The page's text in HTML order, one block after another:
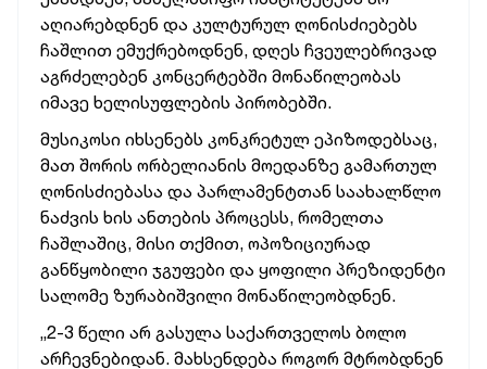
აღიარებდნენ და კულტურულ ღონისძიებებს
ჩაშლით ემუქრებოდნენ, დღეს ჩვეულებრივად
აგრძელებენ კონცერტებში მონაწილეობას
იმავე ხელისუფლების პირობებში.
მუსიკოსი იხსენებს კონკრეტულ ეპიზოდებსაც,
მათ შორის ორბელიანის მოედანზე გამართულ
ღონისძიებასა და პარლამენტთან საახალწლო
ნაძვის ხის ანთების პროცესს, რომელთა
ჩაშლაშიც, მისი თქმით, ოპოზიციურად
განწყობილი ჯგუფები და ყოფილი პრეზიდენტი
სალომე ზურაბიშვილი მონაწილეობდნენ.
„2-3 წელი არ გასულა საქართველოს ბოლო
არჩევნებიდან. მახსენდება როგორ მტრობდნენ